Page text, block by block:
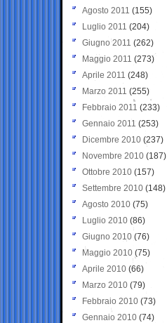
Agosto 2011 (155)
Luglio 2011 (204)
Giugno 2011 (262)
Maggio 2011 (273)
Aprile 2011 (248)
Marzo 2011 (255)
Febbraio 2011 (233)
Gennaio 2011 (253)
Dicembre 2010 (237)
Novembre 2010 (187)
Ottobre 2010 (157)
Settembre 2010 (148)
Agosto 2010 (75)
Luglio 2010 (86)
Giugno 2010 (76)
Maggio 2010 (75)
Aprile 2010 (66)
Marzo 2010 (79)
Febbraio 2010 (73)
Gennaio 2010 (74)